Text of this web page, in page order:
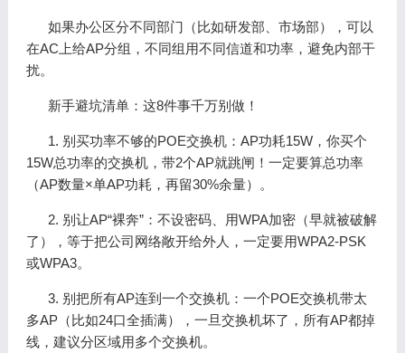
如果办公区分不同部门（比如研发部、市场部），可以
在AC上给AP分组，不同组用不同信道和功率，避免内部干
扰。
新手避坑清单：这8件事千万别做！
1. 别买功率不够的POE交换机：AP功耗15W，你买个
15W总功率的交换机，带2个AP就跳闸！一定要算总功率
（AP数量×单AP功耗，再留30%余量）。
2. 别让AP“裸奔”：不设密码、用WPA加密（早就被破解
了），等于把公司网络敞开给外人，一定要用WPA2-PSK
或WPA3。
3. 别把所有AP连到一个交换机：一个POE交换机带太
多AP（比如24口全插满），一旦交换机坏了，所有AP都掉
线，建议分区域用多个交换机。